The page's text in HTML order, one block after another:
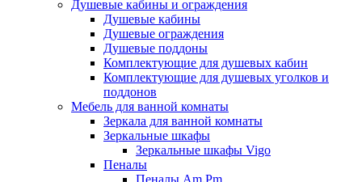
Душевые кабины и ограждения
Душевые кабины
Душевые ограждения
Душевые поддоны
Комплектующие для душевых кабин
Комплектующие для душевых уголков и
поддонов
Мебель для ванной комнаты
Зеркала для ванной комнаты
Зеркальные шкафы
Зеркальные шкафы Vigo
Пеналы